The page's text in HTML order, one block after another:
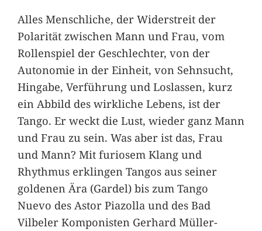
Alles Menschliche, der Widerstreit der
Polarität zwischen Mann und Frau, vom
Rollenspiel der Geschlechter, von der
Autonomie in der Einheit, von Sehnsucht,
Hingabe, Verführung und Loslassen, kurz
ein Abbild des wirkliche Lebens, ist der
Tango. Er weckt die Lust, wieder ganz Mann
und Frau zu sein. Was aber ist das, Frau
und Mann? Mit furiosem Klang und
Rhythmus erklingen Tangos aus seiner
goldenen Ära (Gardel) bis zum Tango
Nuevo des Astor Piazolla und des Bad
Vilbeler Komponisten Gerhard Müller-